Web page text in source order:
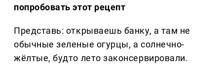
попробовать этот рецепт
Представь: открываешь банку, а там не
обычные зеленые огурцы, а солнечно-
жёлтые, будто лето законсервировали.